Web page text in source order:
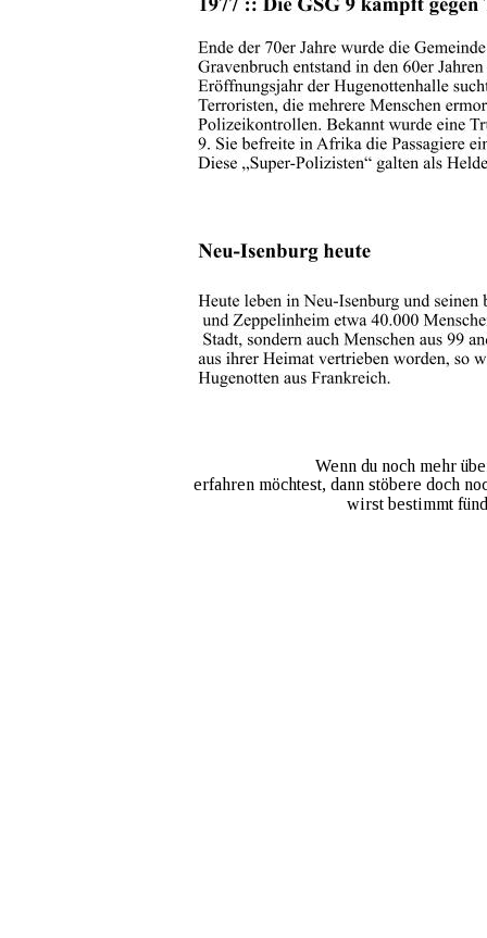
Wenn du noch mehr
erfahren möchtest, dann stöbere doch
wirst bestimmt